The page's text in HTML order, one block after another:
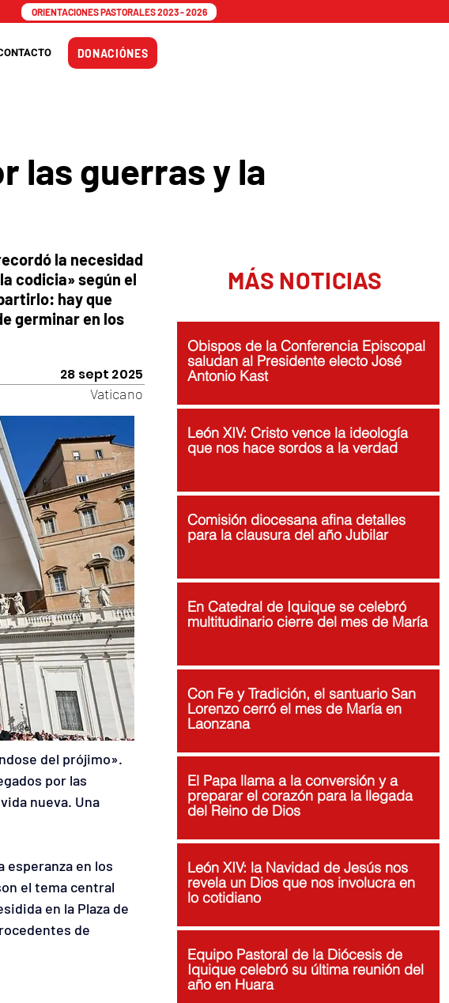
ORIENTACIONES PASTORALES 2023 - 2026
DONACIÓNES
las guerras y la
la necesidad
codicia» según el
hay que
germinar en los
28 sept 2025
Vaticano
del prójimo».
por las
nueva. Una
esperanza en los
el tema central
en la Plaza de
de
MÁS NOTICIAS
Obispos de la Conferencia Episcopal
saludan al Presidente electo José
Antonio Kast
León XIV: Cristo vence la ideología
que nos hace sordos a la verdad
Comisión diocesana afina detalles
para la clausura del año Jubilar
En Catedral de Iquique se celebró
multitudinario cierre del mes de María
Con Fe y Tradición, el santuario San
Lorenzo cerró el mes de María en
Laonzana
El Papa llama a la conversión y a
preparar el corazón para la llegada
del Reino de Dios
León XIV: la Navidad de Jesús nos
revela un Dios que nos involucra en
lo cotidiano
Equipo Pastoral de la Diócesis de
Iquique celebró su última reunión del
año en Huara